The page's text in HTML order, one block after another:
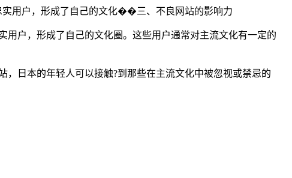
实用户，形成了自己的文化��三、不良网站的影响力
户，形成了自己的文化圈。这些用户通常对主流文化有一定的
日本的年轻人可以接触?到那些在主流文化中被忽视或禁忌的